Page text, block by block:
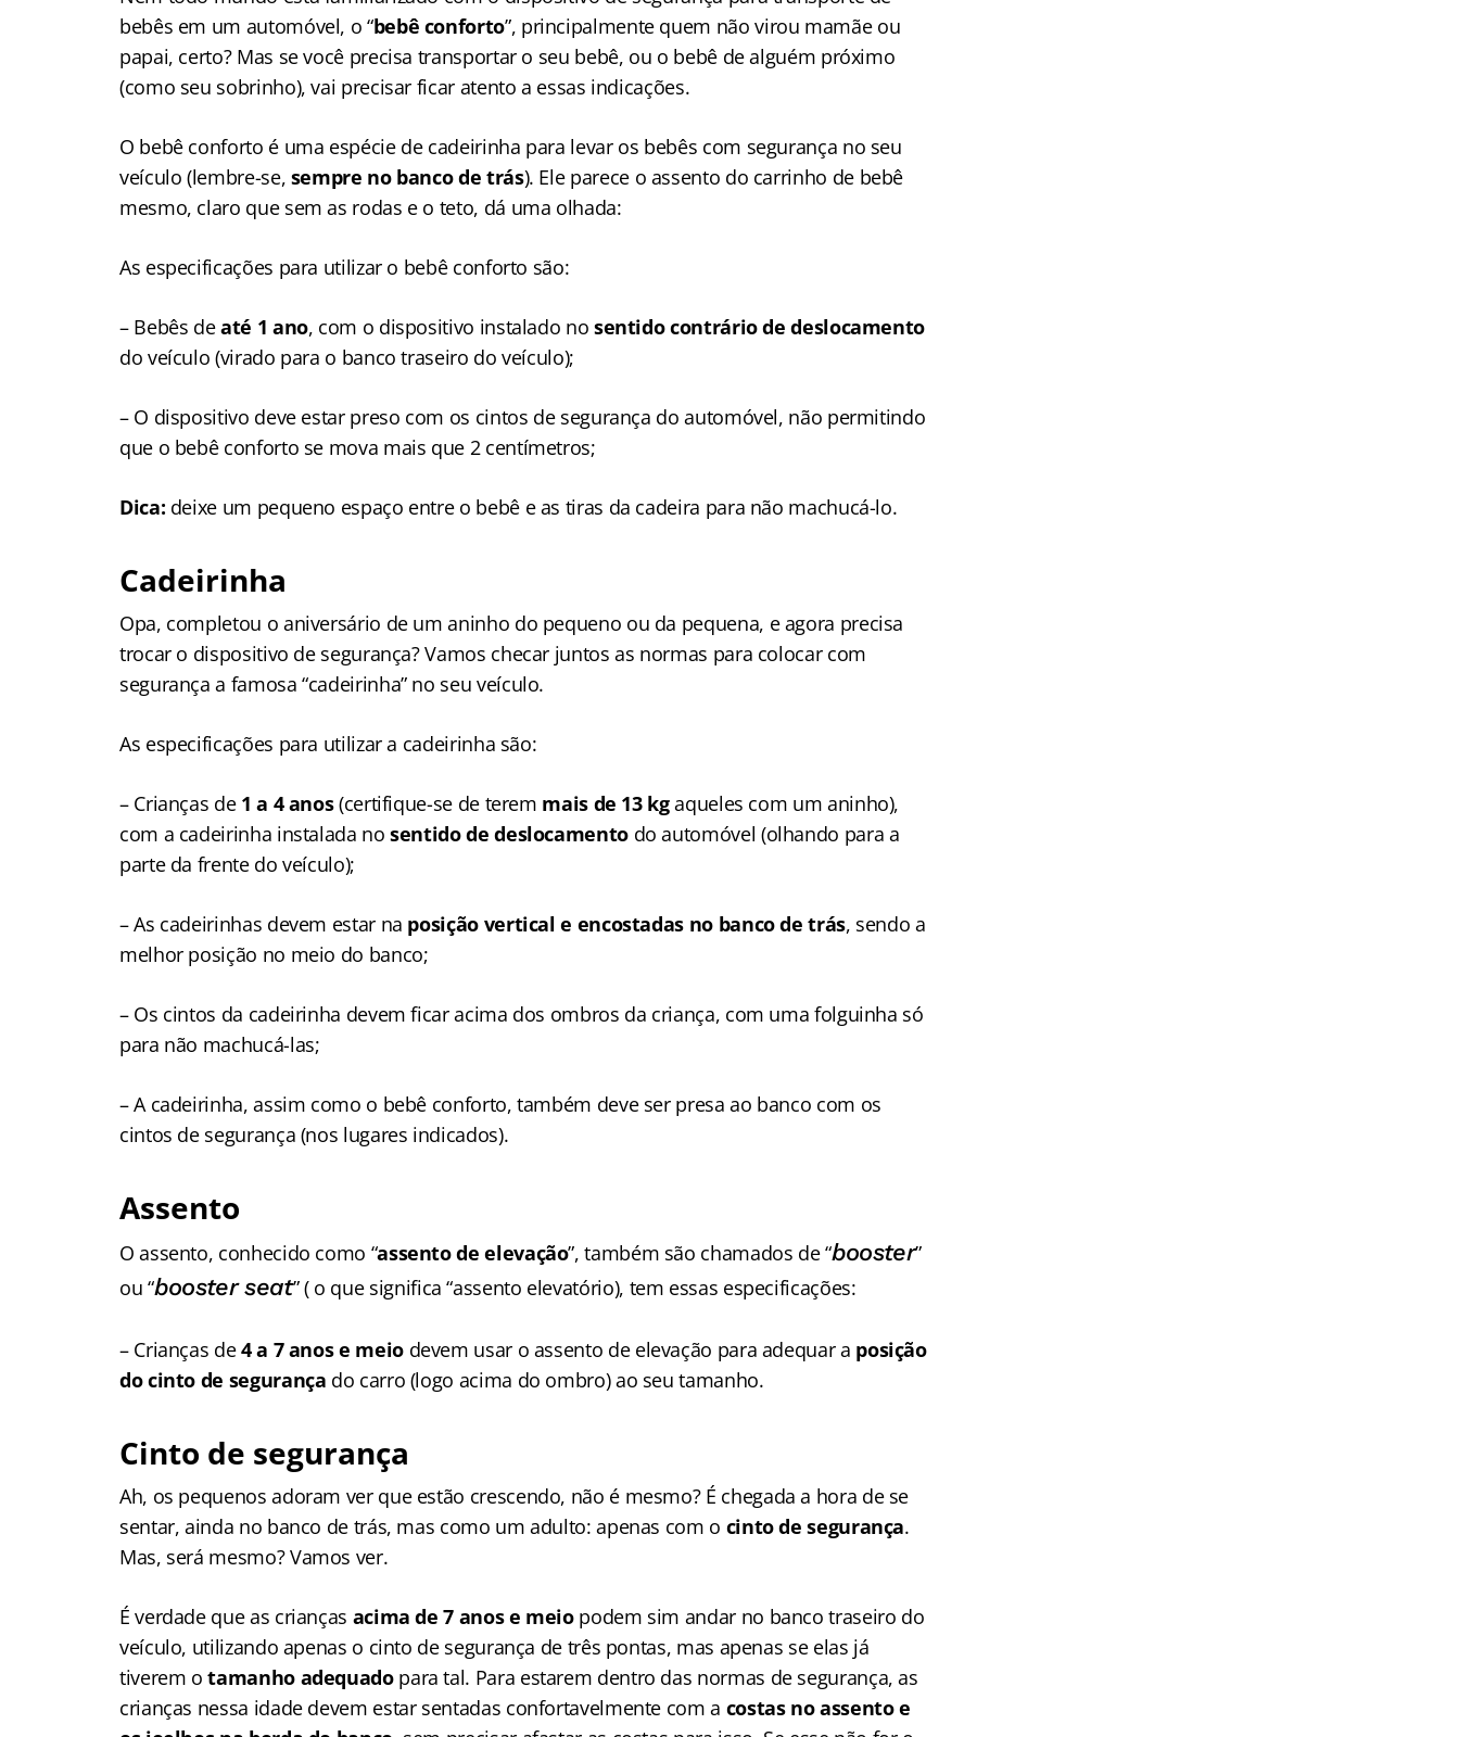
bebês em um automóvel, o “bebê conforto”, principalmente quem não virou mamãe ou
papai, certo? Mas se você precisa transportar o seu bebê, ou o bebê de alguém próximo
(como seu sobrinho), vai precisar ficar atento a essas indicações.
O bebê conforto é uma espécie de cadeirinha para levar os bebês com segurança no seu
veículo (lembre-se, sempre no banco de trás). Ele parece o assento do carrinho de bebê
mesmo, claro que sem as rodas e o teto, dá uma olhada:
As especificações para utilizar o bebê conforto são:
– Bebês deaté 1 ano, com o dispositivo instalado no sentido contrário de deslocamento
do veículo (virado para o banco traseiro do veículo);
– O dispositivo deve estar preso com os cintos de segurança do automóvel, não permitindo
que o bebê conforto se mova mais que 2 centímetros;
Dica: deixe um pequeno espaço entre o bebê e as tiras da cadeira para não machucá-lo.
Cadeirinha
Opa, completou o aniversário de um aninho do pequeno ou da pequena, e agora precisa
trocar o dispositivo de segurança? Vamos checar juntos as normas para colocar com
segurança a famosa “cadeirinha” no seu veículo.
As especificações para utilizar a cadeirinha são:
– Crianças de 1 a 4 anos(certifique-se de terem mais de 13 kgaqueles com um aninho),
com a cadeirinha instalada nosentido de deslocamentodo automóvel (olhando para a
parte da frente do veículo);
– As cadeirinhas devem estar na posição vertical e encostadas no banco de trás, sendo a
melhor posição no meio do banco;
– Os cintos da cadeirinha devem ficar acima dos ombros da criança, com uma folguinha só
para não machucá-las;
– A cadeirinha, assim como o bebê conforto, também deve ser presa ao banco com os
cintos de segurança (nos lugares indicados).
Assento
O assento, conhecido como “assento de elevação”, também são chamados de “booster”
ou “booster seat” ( o que significa “assento elevatório), tem essas especificações:
– Crianças de4 a 7 anos e meio devem usar o assento de elevação para adequar a posição
do cinto de segurança do carro (logo acima do ombro) ao seu tamanho.
Cinto de segurança
Ah, os pequenos adoram ver que estão crescendo, não é mesmo? É chegada a hora de se
sentar, ainda no banco de trás, mas como um adulto: apenas com o cinto de segurança.
Mas, será mesmo? Vamos ver.
É verdade que as crianças acima de 7 anos e meiopodem sim andar no banco traseiro do
veículo, utilizando apenas o cinto de segurança de três pontas, mas apenas se elas já
tiverem o tamanho adequadopara tal. Para estarem dentro das normas de segurança, as
crianças nessa idade devem estar sentadas confortavelmente com a costas no assento e